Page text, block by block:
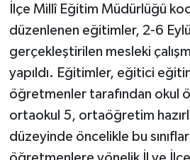
İlçe Millî Eğitim Müdürlüğü
düzenlenen eğitimler, 2-6
gerçekleştirilen mesleki
yapıldı. Eğitimler, eğitici
öğretmenler tarafından okul
ortaokul 5, ortaöğretim
düzeyinde öncelikle bu